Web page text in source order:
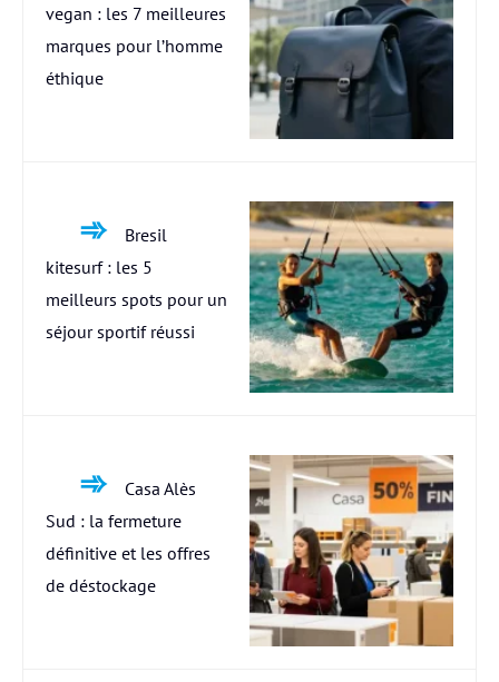
vegan : les 7 meilleures
marques pour l’homme
éthique
Bresil
kitesurf : les 5
meilleurs spots pour un
séjour sportif réussi
Casa Alès
Sud : la fermeture
définitive et les offres
de déstockage